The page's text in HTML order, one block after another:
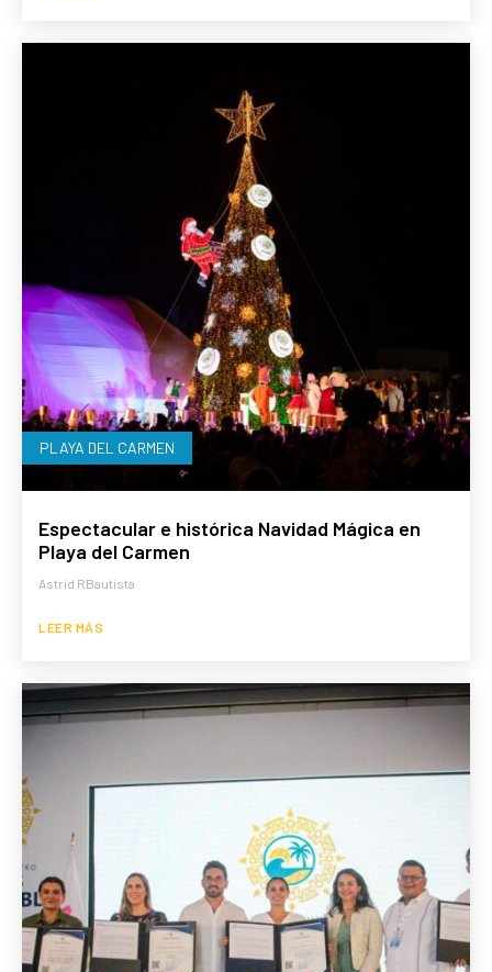
PLAYA DEL CARMEN
Espectacular e histórica Navidad Mágica en
Playa del Carmen
Astrid RBautista
LEER MÁS